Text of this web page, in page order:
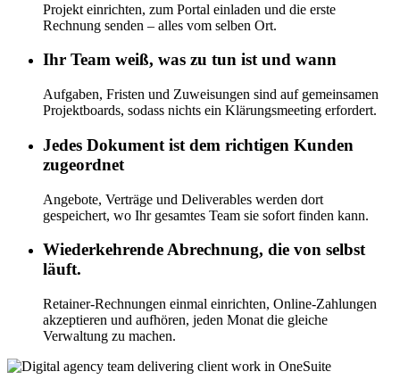
Projekt einrichten, zum Portal einladen und die erste
Rechnung senden – alles vom selben Ort.
Ihr Team weiß, was zu tun ist und wann
Aufgaben, Fristen und Zuweisungen sind auf gemeinsamen
Projektboards, sodass nichts ein Klärungsmeeting erfordert.
Jedes Dokument ist dem richtigen Kunden
zugeordnet
Angebote, Verträge und Deliverables werden dort
gespeichert, wo Ihr gesamtes Team sie sofort finden kann.
Wiederkehrende Abrechnung, die von selbst
läuft.
Retainer-Rechnungen einmal einrichten, Online-Zahlungen
akzeptieren und aufhören, jeden Monat die gleiche
Verwaltung zu machen.